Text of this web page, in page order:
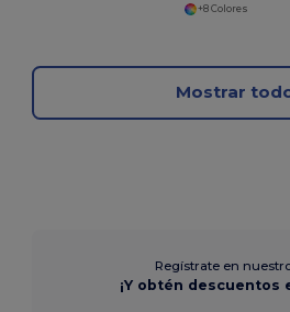
+8 Colores
Mostrar
Regístrate en
¡Y obtén descuentos